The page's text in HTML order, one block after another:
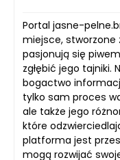
Portal jasne-
miejsce, stworzone
pasjonują się
zgłębić jego tajniki.
bogactwo
tylko sam proces
ale także jego
które
platforma jest
mogą rozwijać